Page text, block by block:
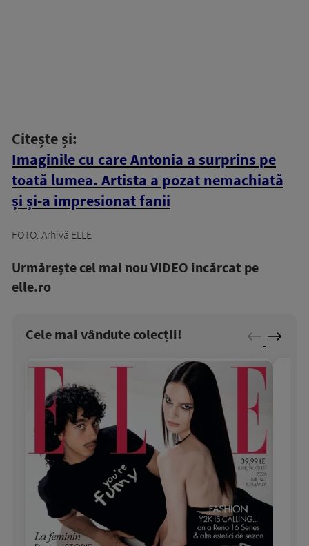
Citește și:
Imaginile cu care Antonia a surprins pe
toată lumea. Artista a pozat nemachiată
și și-a impresionat fanii
FOTO: Arhivă ELLE
Urmăreşte cel mai nou VIDEO incărcat pe
elle.ro
Cele mai vândute colecții!